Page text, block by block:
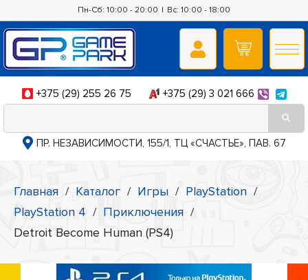
Пн-Сб: 10:00 - 20:00 | Вс: 10:00 - 18:00
+375 (29) 255 26 75 +375 (29) 3 021 666
ПР. НЕЗАВИСИМОСТИ, 155/1, ТЦ «СЧАСТЬЕ», ПАВ. 67
Главная / Каталог / Игры / PlayStation /
PlayStation 4 / Приключения /
Detroit Become Human (PS4)